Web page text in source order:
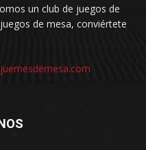
un club de juegos de
de mesa, conviértete